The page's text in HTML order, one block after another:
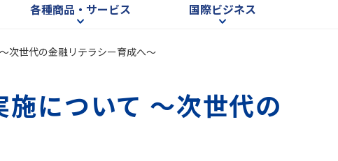
各種商品・サービス 国際ビジネス
次世代の金融リテラシー育成へ～
について ～次世代の